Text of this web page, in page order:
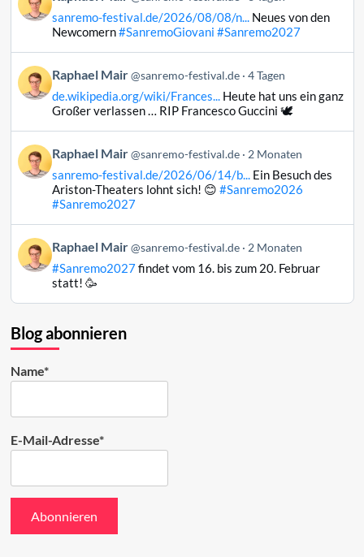
von
Raphael
Bluesky
ansehen
sanremo-festival.de/2026/08/08/n...Neues von den
Newcomern#SanremoGiovani #Sanremo2027
Beitrag
von
Raphael
Bluesky
ansehen
Raphael Mair @sanremo-festival.de 4 Tagen
de.wikipedia.org/wiki/Frances...Heute hat uns ein ganz
Großer verlassen … RIP Francesco Guccini 🕊️
Beitrag
von
Raphael
ansehen
Raphael Mair @sanremo-festival.de 2 Monaten
sanremo-festival.de/2026/06/14/b...Ein Besuch des
Ariston-Theaters lohnt sich! 😊 #Sanremo2026
#Sanremo2027
Beitrag
von
Raphael
Bluesky
ansehen
Raphael Mair @sanremo-festival.de 2 Monaten
#Sanremo2027findet vom 16. bis zum 20. Februar
statt! 🥳
Blog abonnieren
Name*
E-Mail-Adresse*